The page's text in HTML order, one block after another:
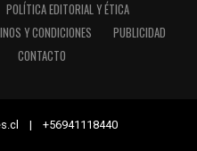
POLÍTICA EDITORIAL Y ÉTICA
Y CONDICIONES
PUBLICIDAD
CONTACTO
| +56941118440